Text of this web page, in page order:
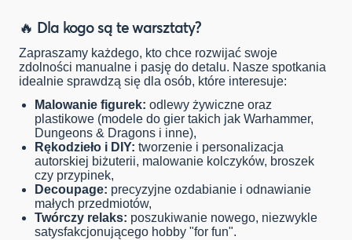
🔥 Dla kogo są te warsztaty?
Zapraszamy każdego, kto chce rozwijać swoje
zdolności manualne i pasję do detalu. Nasze spotkania
idealnie sprawdzą się dla osób, które interesuje:
Malowanie figurek: odlewy żywiczne oraz
plastikowe (modele do gier takich jak Warhammer,
Dungeons & Dragons i inne),
Rękodzieło i DIY: tworzenie i personalizacja
autorskiej biżuterii, malowanie kolczyków, broszek
czy przypinek,
Decoupage: precyzyjne ozdabianie i odnawianie
małych przedmiotów,
Twórczy relaks: poszukiwanie nowego, niezwykle
satysfakcjonującego hobby "for fun".